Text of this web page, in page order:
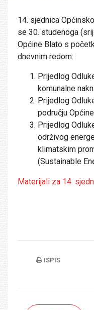
14. sjednica
se 30. studenoga
Općine Blato s
dnevnim redom:
Prijedlog
komunalne
Prijedlog
području
Prijedlog
održivog
klimatskim
(Sustainable
Materijali za 14.
ISPIS